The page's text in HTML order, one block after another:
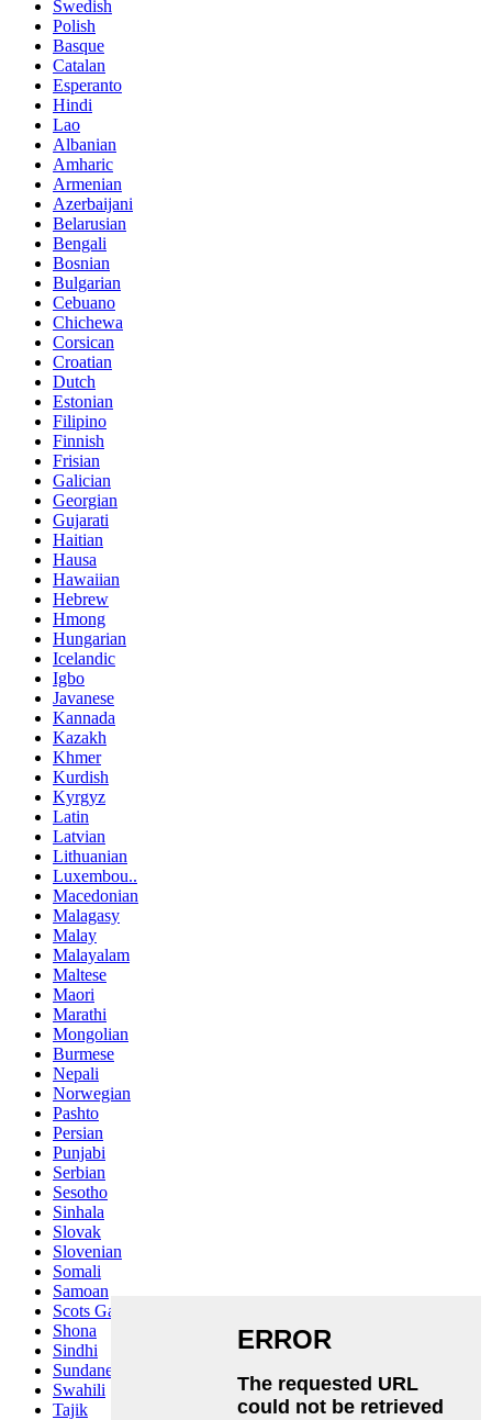
Swedish
Polish
Basque
Catalan
Esperanto
Hindi
Lao
Albanian
Amharic
Armenian
Azerbaijani
Belarusian
Bengali
Bosnian
Bulgarian
Cebuano
Chichewa
Corsican
Croatian
Dutch
Estonian
Filipino
Finnish
Frisian
Galician
Georgian
Gujarati
Haitian
Hausa
Hawaiian
Hebrew
Hmong
Hungarian
Icelandic
Igbo
Javanese
Kannada
Kazakh
Khmer
Kurdish
Kyrgyz
Latin
Latvian
Lithuanian
Luxembou..
Macedonian
Malagasy
Malay
Malayalam
Maltese
Maori
Marathi
Mongolian
Burmese
Nepali
Norwegian
Pashto
Persian
Punjabi
Serbian
Sesotho
Sinhala
Slovak
Slovenian
Somali
Samoan
Scots Gaelic
Shona
Sindhi
Sundanese
Swahili
Tajik